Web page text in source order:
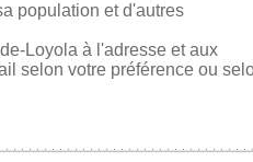
population et d'autres
Loyola à l'adresse et aux
selon votre préférence ou